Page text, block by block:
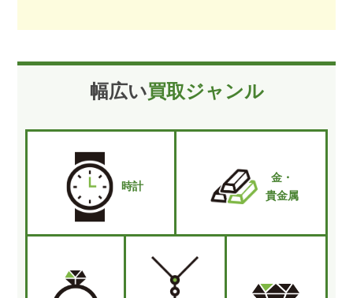
幅広い買取ジャンル
時計
金・
貴金属